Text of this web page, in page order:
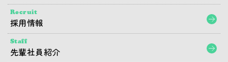
Recruit
採用情報
Staff
先輩社員紹介